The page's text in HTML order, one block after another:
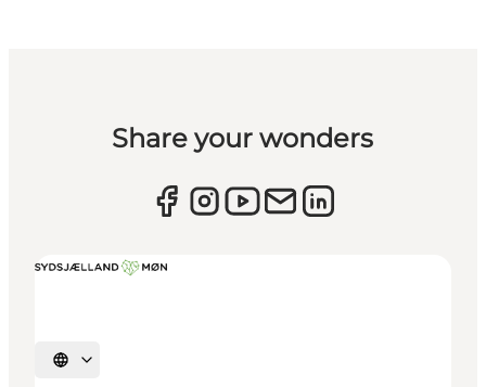
Share your wonders
Vælg sprog